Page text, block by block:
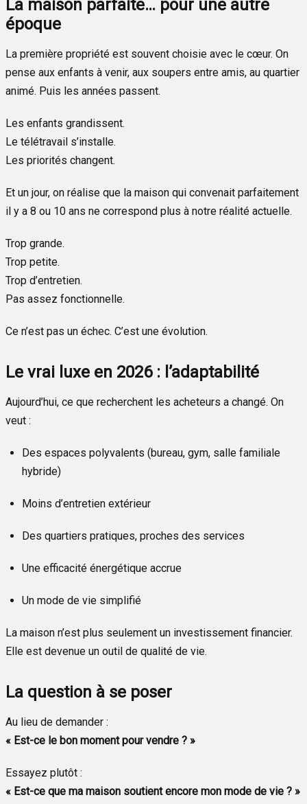
La maison parfaite… pour une autre
époque
La première propriété est souvent choisie avec le cœur. On
pense aux enfants à venir, aux soupers entre amis, au quartier
animé. Puis les années passent.
Les enfants grandissent.
Le télétravail s’installe.
Les priorités changent.
Et un jour, on réalise que la maison qui convenait parfaitement
il y a 8 ou 10 ans ne correspond plus à notre réalité actuelle.
Trop grande.
Trop petite.
Trop d’entretien.
Pas assez fonctionnelle.
Ce n’est pas un échec. C’est une évolution.
Le vrai luxe en 2026 : l’adaptabilité
Aujourd’hui, ce que recherchent les acheteurs a changé. On
veut :
Des espaces polyvalents (bureau, gym, salle familiale
hybride)
Moins d’entretien extérieur
Des quartiers pratiques, proches des services
Une efficacité énergétique accrue
Un mode de vie simplifié
La maison n’est plus seulement un investissement financier.
Elle est devenue un outil de qualité de vie.
La question à se poser
Au lieu de demander :
« Est-ce le bon moment pour vendre ? »
Essayez plutôt :
« Est-ce que ma maison soutient encore mon mode de vie ? »